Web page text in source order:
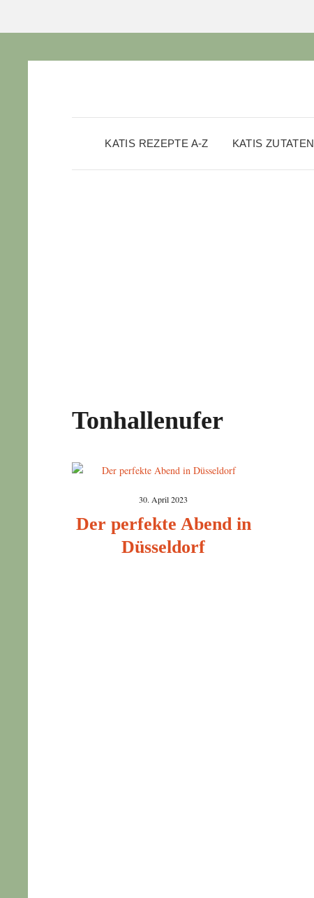
KATIS REZEPTE A-Z KATIS ZUTATEN
Tonhallenufer
30. April 2023
Der perfekte Abend in
Düsseldorf